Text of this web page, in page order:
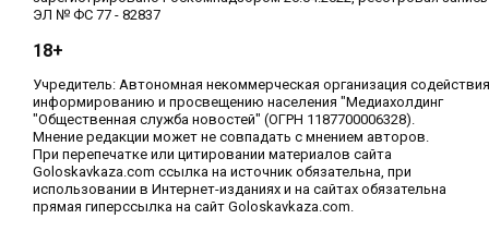
ЭЛ № ФС 77 - 82837
18+
Учредитель: Автономная некоммерческая организация содействия
информированию и просвещению населения "Медиахолдинг
"Общественная служба новостей" (ОГРН 1187700006328).
Мнение редакции может не совпадать с мнением авторов.
При перепечатке или цитировании материалов сайта
Goloskavkaza.com ссылка на источник обязательна, при
использовании в Интернет-изданиях и на сайтах обязательна
прямая гиперссылка на сайт Goloskavkaza.com.